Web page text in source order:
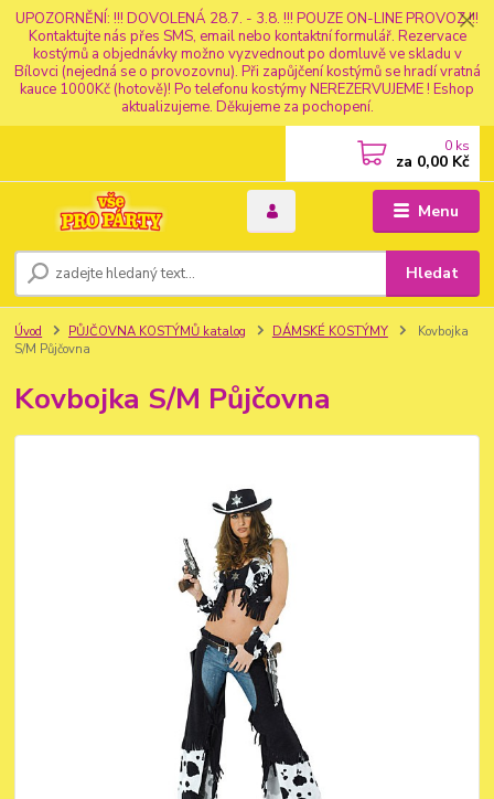
UPOZORNĚNÍ: !!! DOVOLENÁ 28.7. - 3.8. !!! POUZE ON-LINE PROVOZ !!!
Kontaktujte nás přes SMS, email nebo kontaktní formulář. Rezervace
kostýmů a objednávky možno vyzvednout po domluvě ve skladu v
Bílovci (nejedná se o provozovnu). Při zapůjčení kostýmů se hradí vratná
kauce 1000Kč (hotově)! Po telefonu kostýmy NEREZERVUJEME ! Eshop
aktualizujeme. Děkujeme za pochopení.
Menu
Hledat
0 ks
za 0,00 Kč
Úvod PŮJČOVNA KOSTÝMŮ katalog DÁMSKÉ KOSTÝMY
Kovbojka
S/M Půjčovna
Kovbojka S/M Půjčovna